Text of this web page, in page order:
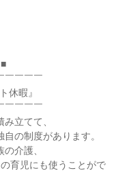
￣￣￣￣
休暇』
￣￣￣￣
立てて、
の制度があります。
介護、
育児にも使うことがで